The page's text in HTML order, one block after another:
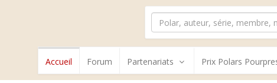
Accueil Forum Partenariats Prix Polars